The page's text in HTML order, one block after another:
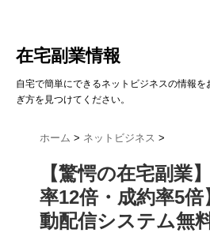
在宅副業情報
自宅で簡単にできるネットビジネスの情報
ぎ方を見つけてください。
ホーム > ネットビジネス >
【驚愕の在宅副業
率12倍・成約率5倍
動配信システム無